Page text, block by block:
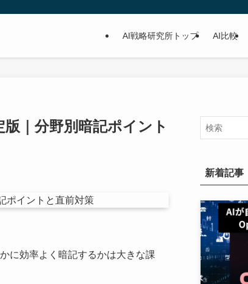
AI戦略研究所トップ AI比較
｜分野別暗記ポイント
に効率よく暗記するかは大きな課
新着記事